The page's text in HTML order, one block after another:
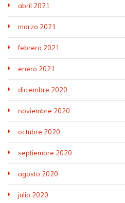
abril 2021
marzo 2021
febrero 2021
enero 2021
diciembre 2020
noviembre 2020
octubre 2020
septiembre 2020
agosto 2020
julio 2020